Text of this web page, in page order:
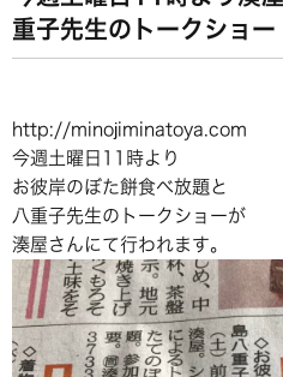
重子先生のトークショー
http://minojiminatoya.com
今週土曜日11時より
お彼岸のぼた餅食べ放題と
八重子先生のトークショーが
湊屋さんにて行われます。